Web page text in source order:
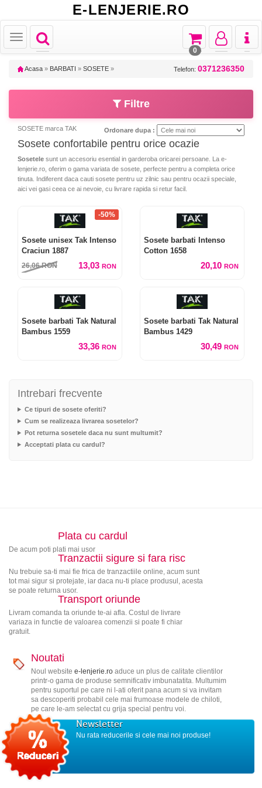
E-LENJERIE.RO
Toggle
navigation
Toggle
Toggle
navigation
Toggle
navigation
Toggle
navigation
0
Acasa » BARBATI » SOSETE » Telefon: 0371236350
Filtre
SOSETE marca TAK Ordonare dupa :
Sosete confortabile pentru orice ocazie
Sosetele sunt un accesoriu esential in garderoba oricarei persoane. La e-
lenjerie.ro, oferim o gama variata de sosete, perfecte pentru a completa orice
tinuta. Indiferent daca cauti sosete pentru uz zilnic sau pentru ocazii speciale,
aici vei gasi ceea ce ai nevoie, cu livrare rapida si retur facil.
-50%
Sosete unisex Tak Intenso
Craciun 1887
26,06RON 13,03 RON
Sosete barbati Intenso
Cotton 1658
20,10 RON
Sosete barbati Tak Natural
Bambus 1559
33,36 RON
Sosete barbati Tak Natural
Bambus 1429
30,49 RON
Intrebari frecvente
Ce tipuri de sosete oferiti?
Cum se realizeaza livrarea sosetelor?
Pot returna sosetele daca nu sunt multumit?
Acceptati plata cu cardul?
Plata cu cardul
De acum poti plati mai usor
Tranzactii sigure si fara risc
Nu trebuie sa-ti mai fie frica de tranzactiile online, acum sunt
tot mai sigur si protejate, iar daca nu-ti place produsul, acesta
se poate returna usor.
Transport oriunde
Livram comanda ta oriunde te-ai afla. Costul de livrare
variaza in functie de valoarea comenzii si poate fi chiar
gratuit.
Noutati
Noul website e-lenjerie.roaduce un plus de calitate clientilor
printr-o gama de produse semnificativ imbunatatita. Multumim
pentru suportul pe care ni l-ati oferit pana acum si va invitam
sa descoperiti probabil cele mai frumoase modele de chiloti,
pe care le-am selectat cu grija special pentru voi.
Newsletter
Nu rata reducerile si cele mai noi produse!